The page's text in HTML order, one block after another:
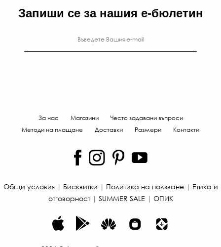
Запиши се за нашия е-бюлетин
За нас Магазини
Често задавани въпроси
Методи на плащане
Доставки Размери Контакти
Общи условия| Бисквитки | Политика на ползване| Етика и
отговорност| SUMMER SALE | ОПИК